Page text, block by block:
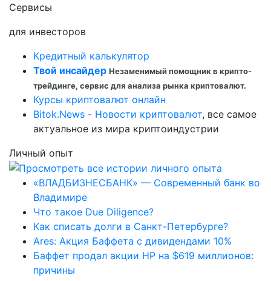
Сервисы
для инвесторов
Кредитный калькулятор
Твой инсайдер Незаменимый помощник в крипто-
трейдинге, сервис для анализа рынка криптовалют.
Курсы криптовалют онлайн
Bitok.News - Новости криптовалют, все самое
актуальное из мира криптоиндустрии
Личный опыт
«ВЛАДБИЗНЕСБАНК» — Современный банк во
Владимире
Что такое Due Diligence?
Как списать долги в Санкт-Петербурге?
Ares: Акция Баффета с дивидендами 10%
Баффет продал акции HP на $619 миллионов:
причины